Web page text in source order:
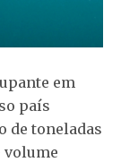
em
país
de toneladas
volume